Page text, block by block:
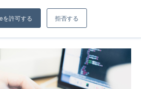
を許可する 拒否する
選び方！